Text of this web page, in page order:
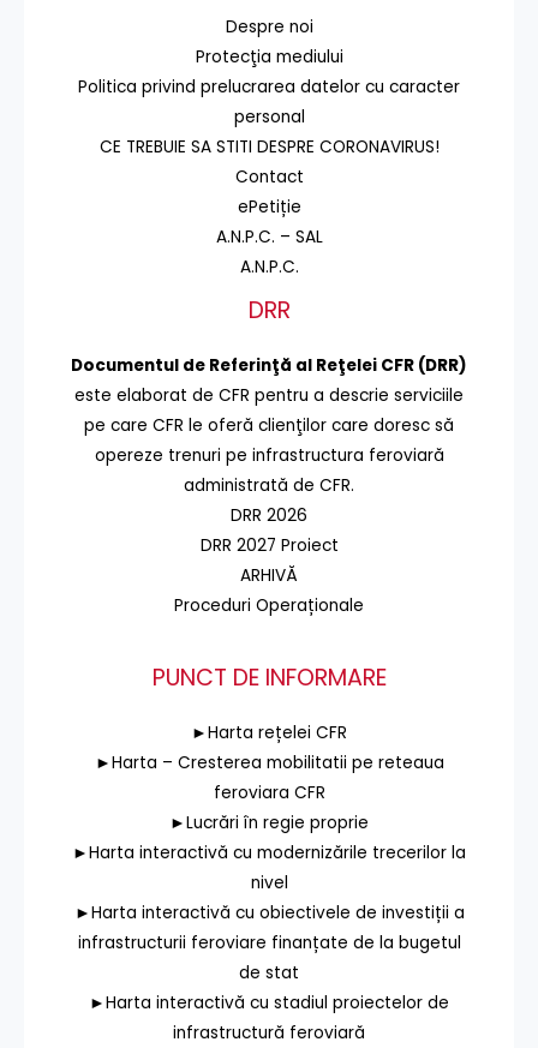
Despre noi
Protecţia mediului
Politica privind prelucrarea datelor cu caracter
personal
CE TREBUIE SA STITI DESPRE CORONAVIRUS!
Contact
ePetiție
A.N.P.C. – SAL
A.N.P.C.
DRR
Documentul de Referinţă al Reţelei CFR (DRR)
este elaborat de CFR pentru a descrie serviciile
pe care CFR le oferă clienţilor care doresc să
opereze trenuri pe infrastructura feroviară
administrată de CFR.
DRR 2026
DRR 2027 Proiect
ARHIVĂ
Proceduri Operaționale
PUNCT DE INFORMARE
►Harta rețelei CFR
►Harta – Cresterea mobilitatii pe reteaua
feroviara CFR
►Lucrări în regie proprie
►Harta interactivă cu modernizările trecerilor la
nivel
►Harta interactivă cu obiectivele de investiții a
infrastructurii feroviare finanțate de la bugetul
de stat
►Harta interactivă cu stadiul proiectelor de
infrastructură feroviară